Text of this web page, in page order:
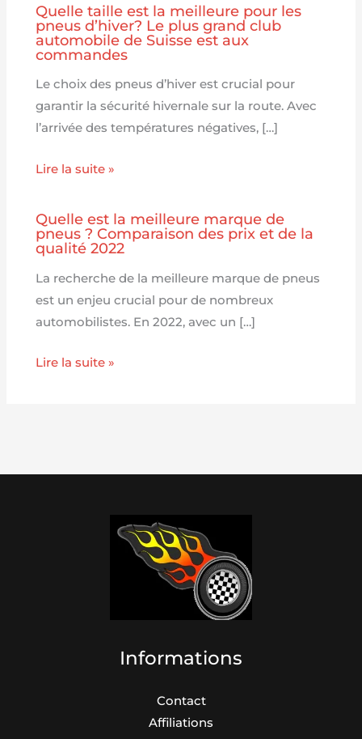
Quelle taille est la meilleure pour les
pneus d’hiver? Le plus grand club
automobile de Suisse est aux
commandes
Le choix des pneus d’hiver est crucial pour
garantir la sécurité hivernale sur la route. Avec
l’arrivée des températures négatives, […]
Lire la suite »
Quelle est la meilleure marque de
pneus ? Comparaison des prix et de la
qualité 2022
La recherche de la meilleure marque de pneus
est un enjeu crucial pour de nombreux
automobilistes. En 2022, avec un […]
Lire la suite »
Informations
Contact
Affiliations